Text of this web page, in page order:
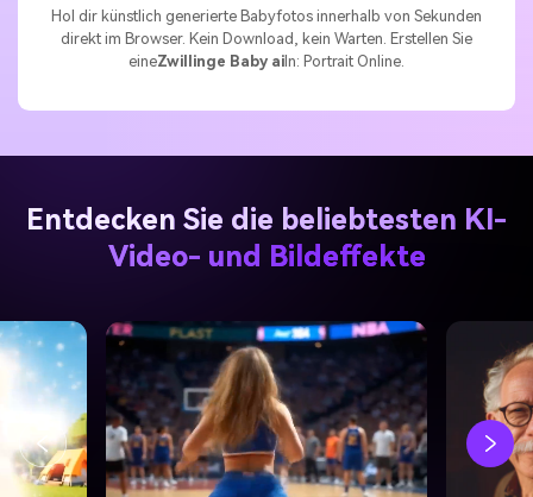
Hol dir künstlich generierte Babyfotos innerhalb von Sekunden
direkt im Browser. Kein Download, kein Warten. Erstellen Sie
eineZwillinge Baby ai In: Portrait Online.
Entdecken Sie die beliebtesten KI-
Video- und Bildeffekte